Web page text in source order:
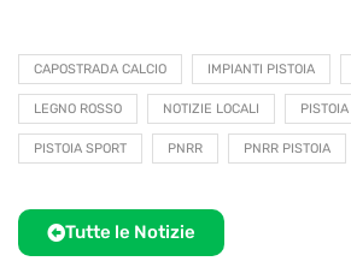
CAPOSTRADA CALCIO IMPIANTI PISTOIA
LEGNO ROSSO NOTIZIE LOCALI
PISTOIA SPORT PNRR PNRR PISTOIA
Tutte le Notizie